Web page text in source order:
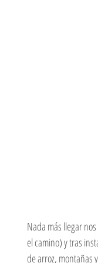
Nada más llegar
el camino) y tras
de arroz, montañas